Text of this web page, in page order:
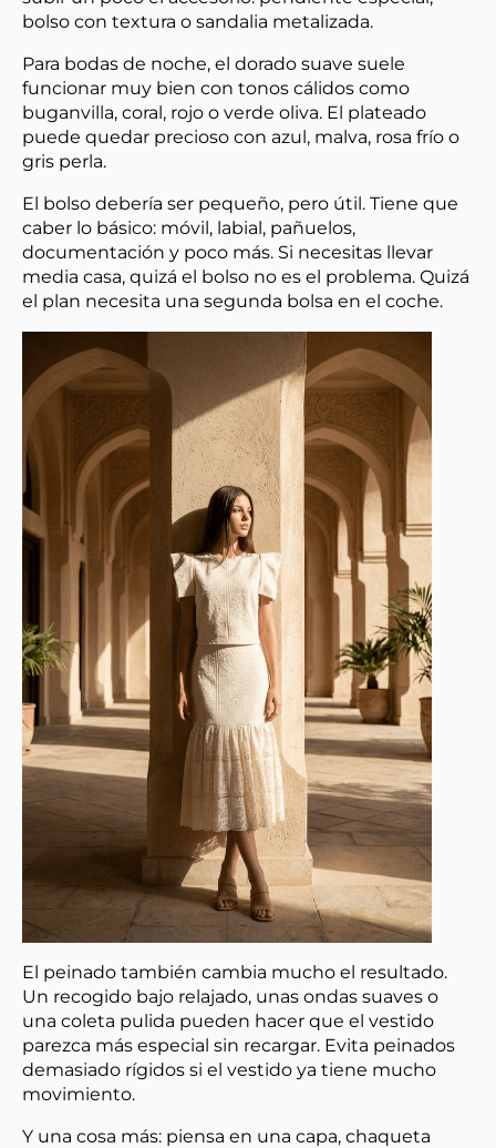
bolso con textura o sandalia metalizada.
Para bodas de noche, el dorado suave suele
funcionar muy bien con tonos cálidos como
buganvilla, coral, rojo o verde oliva. El plateado
puede quedar precioso con azul, malva, rosa frío o
gris perla.
El bolso debería ser pequeño, pero útil. Tiene que
caber lo básico: móvil, labial, pañuelos,
documentación y poco más. Si necesitas llevar
media casa, quizá el bolso no es el problema. Quizá
el plan necesita una segunda bolsa en el coche.
El peinado también cambia mucho el resultado.
Un recogido bajo relajado, unas ondas suaves o
una coleta pulida pueden hacer que el vestido
parezca más especial sin recargar. Evita peinados
demasiado rígidos si el vestido ya tiene mucho
movimiento.
Y una cosa más: piensa en una capa, chaqueta